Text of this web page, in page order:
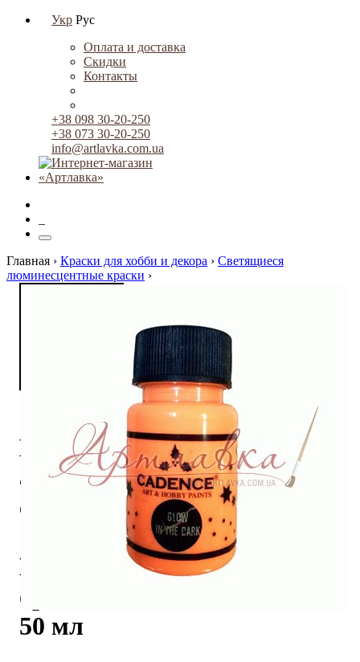
Укр Рус
Оплата и доставка
Скидки
Контакты
+38 098 30-20-250
+38 073 30-20-250
info@artlavka.com.ua
Главная › Краски для хобби и декора › Светящиеся
люминесцентные краски ›
Краска
акриловая
светящаяся
"Glow In The
Dark",
оранжевая,
50 мл